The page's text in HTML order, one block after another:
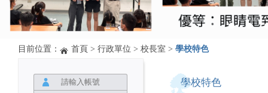
目前位置： 首頁 > 行政單位 > 校長室 > 學校特色
學校特色